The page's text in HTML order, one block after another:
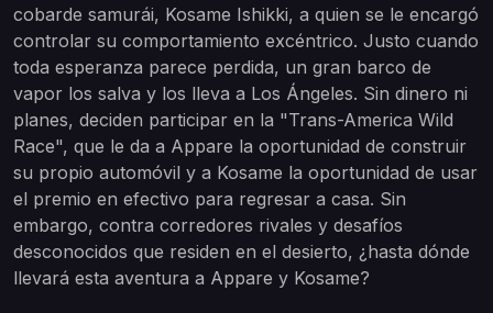
cobarde samurái, Kosame Ishikki, a quien se le encargó
controlar su comportamiento excéntrico. Justo cuando
toda esperanza parece perdida, un gran barco de
vapor los salva y los lleva a Los Ángeles. Sin dinero ni
planes, deciden participar en la "Trans-America Wild
Race", que le da a Appare la oportunidad de construir
su propio automóvil y a Kosame la oportunidad de usar
el premio en efectivo para regresar a casa. Sin
embargo, contra corredores rivales y desafíos
desconocidos que residen en el desierto, ¿hasta dónde
llevará esta aventura a Appare y Kosame?